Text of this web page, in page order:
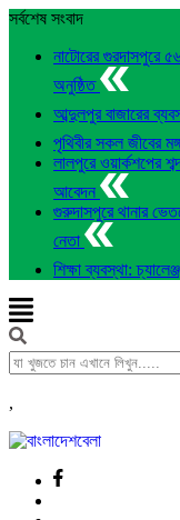
সর্বশেষ সংবাদ
নাটোরের গুরদাসপুরে
অনুষ্ঠিত
আব্দুলপুর বাজারের
পৃথিবীর সকল জীবের
লালপুরে ওয়ার্কশপের
আবেদন
গুরুদাসপুরে থানার
নেতা
শিক্ষা ব্যবস্থা:
,